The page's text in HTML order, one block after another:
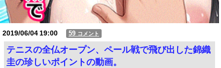
2019/06/0419:00 59 コメント
テニスの全仏オープン、ペール戦で飛び出した錦織
圭の珍しいポイントの動画。